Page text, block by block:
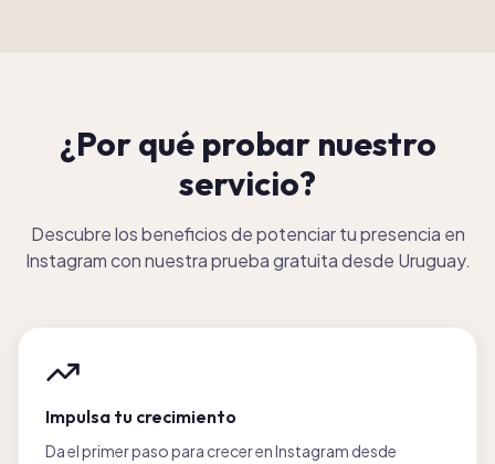
¿Por qué probar nuestro
servicio?
Descubre los beneficios de potenciar tu presencia en
Instagram con nuestra prueba gratuita desde Uruguay.
Impulsa tu crecimiento
Da el primer paso para crecer en Instagram desde